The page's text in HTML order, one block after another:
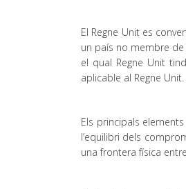
El Regne Unit es
un país no membre
el qual Regne Unit
aplicable al Regne Unit.
Els principals
l’equilibri dels
una frontera física